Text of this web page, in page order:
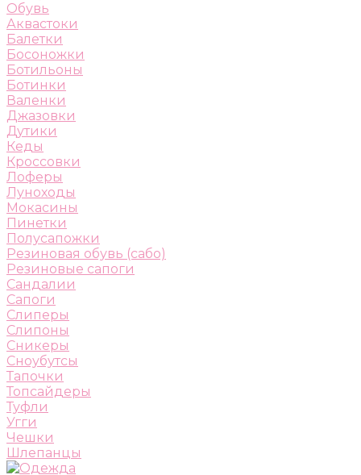
Обувь
Аквастоки
Балетки
Босоножки
Ботильоны
Ботинки
Валенки
Джазовки
Дутики
Кеды
Кроссовки
Лоферы
Луноходы
Мокасины
Пинетки
Полусапожки
Резиновая обувь (сабо)
Резиновые сапоги
Сандалии
Сапоги
Слиперы
Слипоны
Сникеры
Сноубутсы
Тапочки
Топсайдеры
Туфли
Угги
Чешки
Шлепанцы